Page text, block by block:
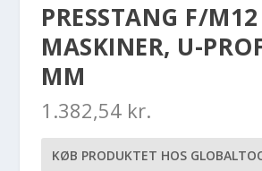
PRESSTANG F/M12
MASKINER, U-
MM
1.382,54 kr.
KØB PRODUKTET HOS